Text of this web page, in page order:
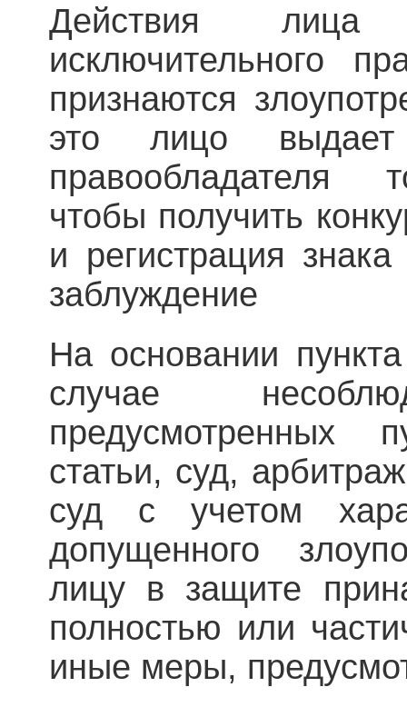
Действия лица
исключительного
признаются
это лицо
правообладателя
чтобы получить
и регистрация
заблуждение
На основании
случае
предусмотренных
статьи, суд,
суд с учетом
допущенного
лицу в защите
полностью или
иные меры,